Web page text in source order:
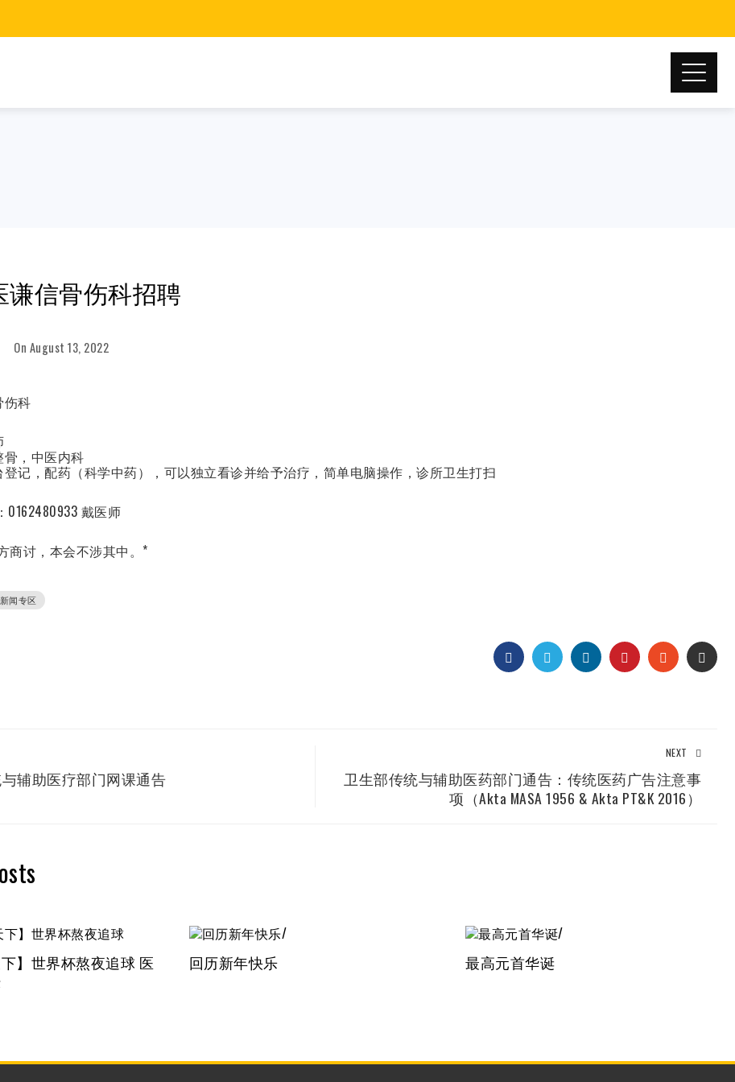
谦信骨伤科招聘
On August 13, 2022
伤科
，中医内科
记，配药（科学中药），可以独立看诊并给予治疗，简单电脑操作，诊所卫生打扫
0162480933 戴医师
商讨，本会不涉其中。*
新闻专区
FACEBOOKTWITTER LINKEDIN PINTEREST EMAIL
辅助医疗部门网课通告
NEXT
卫生部传统与辅助医药部门通告：传统医药广告注意事
项（Akta MASA 1956 & Akta PT&K 2016）
下】世界杯熬夜追球 医
回历新年快乐 最高元首华诞